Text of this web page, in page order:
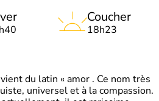
Coucher
18h23
du latin « amor . Ce nom très
universel et à la compassion.